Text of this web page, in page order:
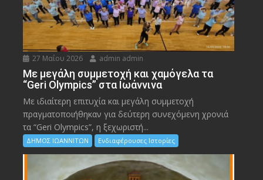
27 Μαΐου 2026 admin admin
Με μεγάλη συμμετοχή και χαμόγελα τα
“Geri Olympics” στα Ιωάννινα
Με ιδιαίτερη επιτυχία και μεγάλη συμμετοχή
πραγματοποιήθηκαν για δεύτερη συνεχόμενη χρονιά
τα “Geri Olympics”, η ξεχωριστή...
ΔΗΜΟΣ ΙΩΑΝΝΙΤΩΝ Ενδιαφέρουσες Ιστορίες